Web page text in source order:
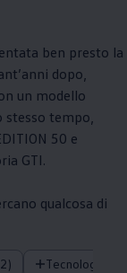
ben presto la
dopo,
un modello
stesso tempo,
50 e
GTI.
qualcosa di
Tecnologia (3)